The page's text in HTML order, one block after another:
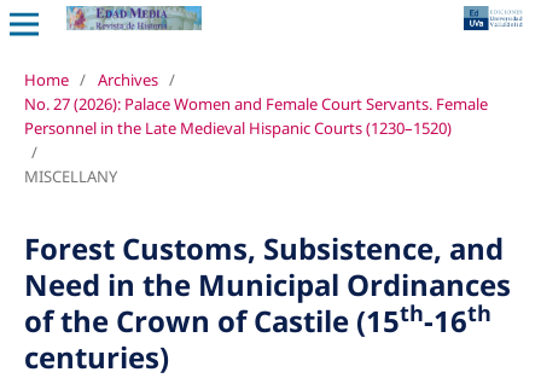
Home / Archives /
No. 27 (2026): Palace Women and Female Court Servants. Female
Personnel in the Late Medieval Hispanic Courts (1230–1520)
/
MISCELLANY
Forest Customs, Subsistence, and
Need in the Municipal Ordinances
of the Crown of Castile (15th-16th
centuries)